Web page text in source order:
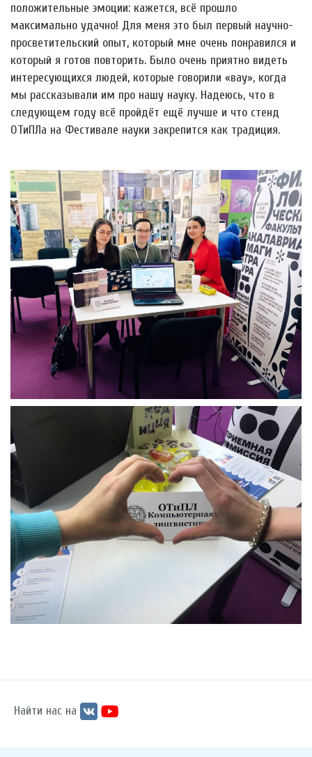
положительные эмоции: кажется, всё прошло
максимально удачно! Для меня это был первый научно-
просветительский опыт, который мне очень понравился и
который я готов повторить. Было очень приятно видеть
интересующихся людей, которые говорили «вау», когда
мы рассказывали им про нашу науку. Надеюсь, что в
следующем году всё пройдёт ещё лучше и что стенд
ОТиПЛа на Фестивале науки закрепится как традиция.
Найти нас на